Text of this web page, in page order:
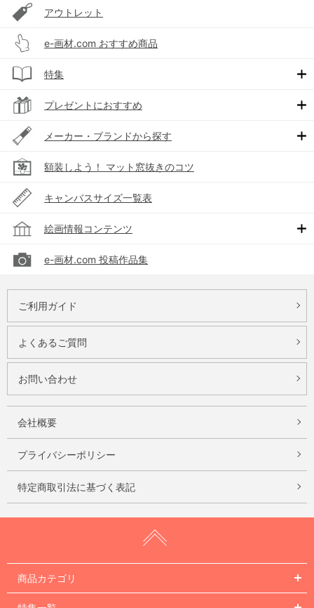
アウトレット
e-画材.com おすすめ商品
特集
プレゼントにおすすめ
メーカー・ブランドから探す
額装しよう！ マット窓抜きのコツ
キャンバスサイズ一覧表
絵画情報コンテンツ
e-画材.com 投稿作品集
ご利用ガイド
よくあるご質問
お問い合わせ
会社概要
プライバシーポリシー
特定商取引法に基づく表記
商品カテゴリ